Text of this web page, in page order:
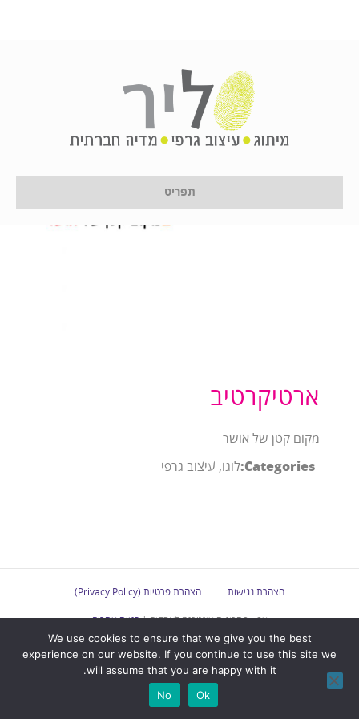
תפריט
ארטיקרטיב
מקום קטן של אושר
Categories: לוגו, עיצוב גרפי
הצהרת נגישות הצהרת פרטיות (Privacy Policy)
אפ - פתרונות אינטרנט לעסקים |בניית אתרים
We use cookies to ensure that we give you the best
experience on our website. If you continue to use this site we
will assume that you are happy with it.
Ok
No